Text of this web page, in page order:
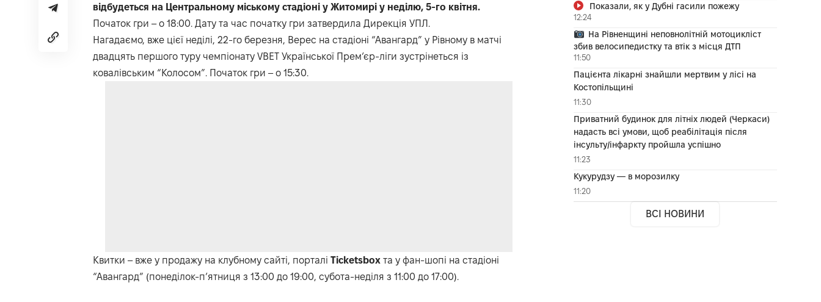
відбудеться на Центральному міському стадіоні у Житомирі у неділю, 5-го квітня.
Початок гри – о 18:00. Дату та час початку гри затвердила Дирекція УПЛ.
Нагадаємо, вже цієї неділі, 22-го березня, Верес на стадіоні “Авангард” у Рівному в матчі
двадцять першого туру чемпіонату VBET Української Прем’єр-ліги зустрінеться із
ковалівським “Колосом”. Початок гри – о 15:30.
Квитки – вже у продажу на клубному сайті, порталі Ticketsbox та у фан-шопі на стадіоні
“Авангард”​​​​​​​ (понеділок-п’ятниця з 13:00 до 19:00, субота-неділя з 11:00 до 17:00).
Показали, як у Дубні гасили пожежу
12:24
На Рівненщині неповнолітній мотоцикліст
збив велосипедистку та втік з місця ДТП
11:50
Пацієнта лікарні знайшли мертвим у лісі на
Костопільщині
11:30
Приватний будинок для літніх людей (Черкаси)
надасть всі умови, щоб реабілітація після
інсульту/інфаркту пройшла успішно
11:23
Кукурудзу — в морозилку
11:20
ВСІ НОВИНИ